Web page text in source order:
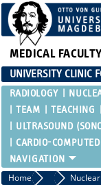
MEDICAL FACULTY
UNIVERSITY CLINIC
RADIOLOGY
TEAM
TEACHING
ULTRASOUND
CARDIO-
Home Team